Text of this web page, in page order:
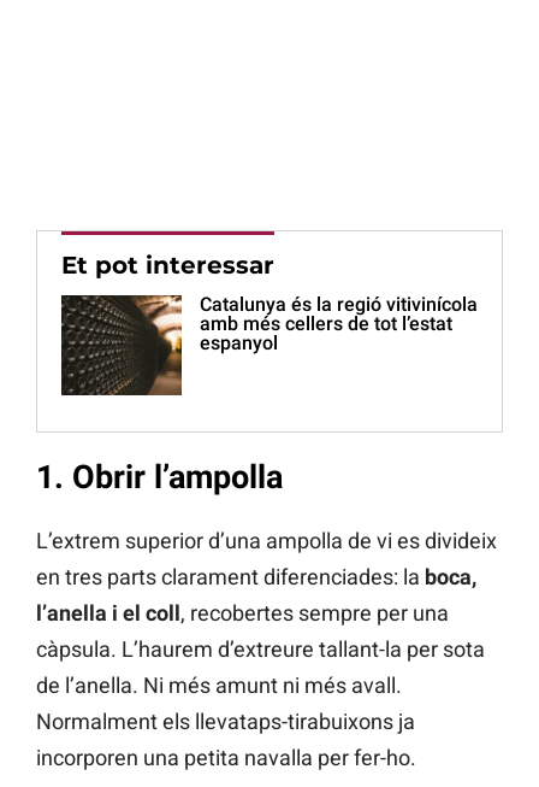
Et pot interessar
Catalunya és la regió vitivinícola
amb més cellers de tot l’estat
espanyol
1. Obrir l’ampolla
L’extrem superior d’una ampolla de vi es divideix
en tres parts clarament diferenciades: la boca,
l’anella i el coll, recobertes sempre per una
càpsula. L’haurem d’extreure tallant-la per sota
de l’anella. Ni més amunt ni més avall.
Normalment els llevataps-tirabuixons ja
incorporen una petita navalla per fer-ho.